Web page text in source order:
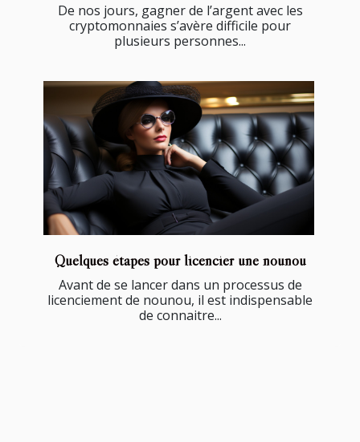
De nos jours, gagner de l’argent avec les
cryptomonnaies s’avère difficile pour
plusieurs personnes...
Quelques étapes pour licencier une nounou
Avant de se lancer dans un processus de
licenciement de nounou, il est indispensable
de connaitre...